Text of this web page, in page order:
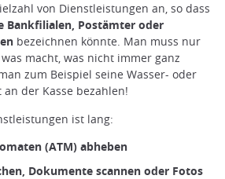
von Dienstleistungen an, so dass
Bankfilialen, Postämter oder
bezeichnen könnte. Man muss nur
macht, was nicht immer ganz
zum Beispiel seine Wasser- oder
der Kasse bezahlen!
ist lang:
(ATM) abheben
Dokumente scannen oder Fotos